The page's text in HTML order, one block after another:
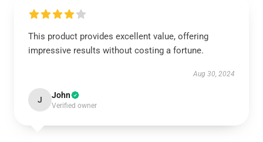
This product provides excellent value, offering
impressive results without costing a fortune.
Aug 30, 2024
J John
Verified owner